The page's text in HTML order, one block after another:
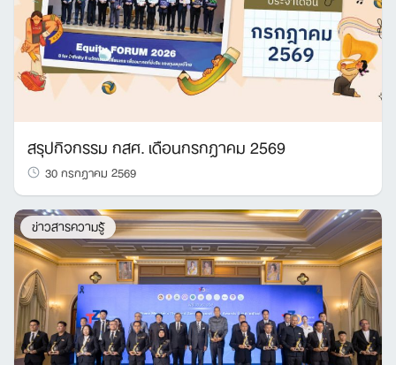
Search
for:
สรุปกิจกรรม กสศ. เดือนกรกฎาคม 2569
30 กรกฎาคม 2569
ข่าวสารความรู้